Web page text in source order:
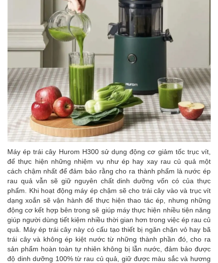
Máy ép trái cây Hurom H300 sử dụng động cơ giảm tốc trục vít,
để thực hiện những nhiệm vụ như ép hay xay rau củ quả một
cách chậm nhất để đảm bảo rằng cho ra thành phẩm là nước ép
rau quả vẫn sẽ giữ nguyên chất dinh dưỡng vốn có của thực
phẩm. Khi hoạt động máy ép chậm sẽ cho trái cây vào và trục vít
dạng xoắn sẽ vận hành để thực hiện thao tác ép, nhưng những
động cơ kết hợp bên trong sẽ giúp máy thực hiện nhiều tiện năng
giúp người dùng tiết kiệm nhiều thời gian hơn trong việc ép rau củ
quả. Máy ép trái cây này có cấu tạo thiết bị ngăn chặn vỏ hay bã
trái cây và không ép kiệt nước từ những thành phần đó, cho ra
sản phẩm hoàn toàn tự nhiên không bị lẫn nước, đảm bảo được
độ dinh dưỡng 100% từ rau củ quả, giữ được màu sắc và hương